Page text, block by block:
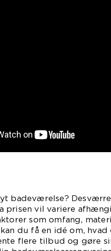
badeværelse?
prisen vil variere
som omfang,
du få en idé om,
flere tilbud og gøre